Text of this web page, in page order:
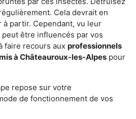
Cela devrait en
partir. Cependant, vu leur
être influencés par vos
faire recours aux professionnels
à Châteauroux-les-Alpes pour
repose sur votre
de fonctionnement de vos